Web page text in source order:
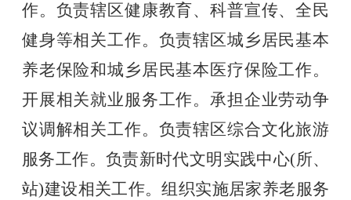
作。负责辖区健康教育、科普宣传、全民
健身等相关工作。负责辖区城乡居民基本
养老保险和城乡居民基本医疗保险工作。
开展相关就业服务工作。承担企业劳动争
议调解相关工作。负责辖区综合文化旅游
服务工作。负责新时代文明实践中心(所、
站)建设相关工作。组织实施居家养老服务